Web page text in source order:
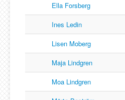
Ella Forsberg
Ines Ledin
Lisen Moberg
Maja Lindgren
Moa Lindgren